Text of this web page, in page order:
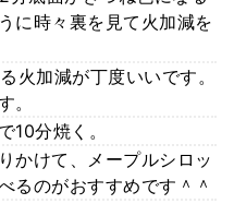
に時々裏を見て火加減を
火加減が丁度いいです。
。
10分焼く。
かけて、メープルシロッ
るのがおすすめです＾＾